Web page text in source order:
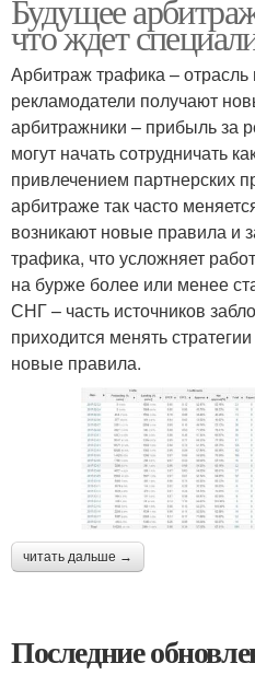
Будущее
что ждет
Арбитраж трафика – отрасль
рекламодатели получают
арбитражники – прибыль за
могут начать сотрудничать
привлечением партнерских
арбитраже так часто
возникают новые правила и
трафика, что усложняет
на бурже более или менее
СНГ – часть источников
приходится менять
новые правила.
читать дальше →
Последние